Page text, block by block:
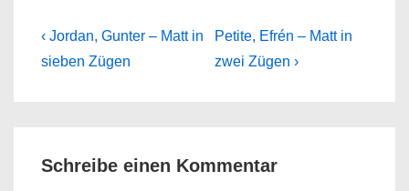
Beitragsnavigation
Previous
Post
‹ Jordan, Gunter – Matt in
sieben Zügen
Next
Post
Petite, Efrén – Matt in
zwei Zügen ›
Schreibe einen Kommentar